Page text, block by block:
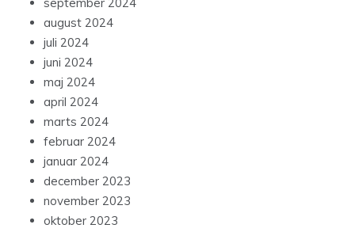
august 2024
juli 2024
juni 2024
maj 2024
april 2024
marts 2024
februar 2024
januar 2024
december 2023
november 2023
oktober 2023